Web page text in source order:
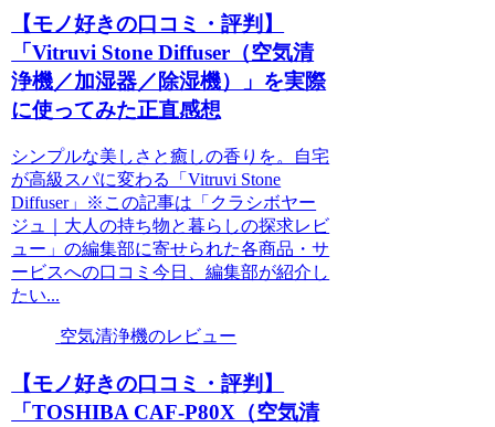
【モノ好きの口コミ・評判】
「Vitruvi Stone Diffuser（空気清
浄機／加湿器／除湿機）」を実際
に使ってみた正直感想
シンプルな美しさと癒しの香りを。自宅
が高級スパに変わる「Vitruvi Stone
Diffuser」※この記事は「クラシボヤー
ジュ｜大人の持ち物と暮らしの探求レビ
ュー」の編集部に寄せられた各商品・サ
ービスへの口コミ今日、編集部が紹介し
たい...
空気清浄機のレビュー
【モノ好きの口コミ・評判】
「TOSHIBA CAF-P80X（空気清